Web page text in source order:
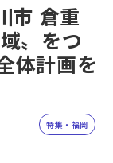
市 倉重
〟をつ
体計画を
特集・福岡